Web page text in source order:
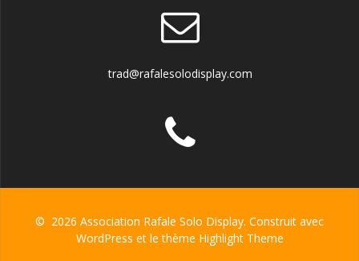
trad@rafalesolodisplay.com
© 2026 Association Rafale Solo Display. Construit avec
WordPress et le thème Highlight Theme